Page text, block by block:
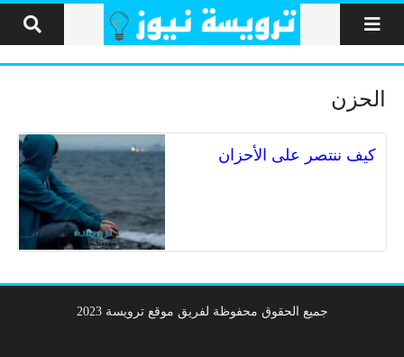
التخطي إلى المحتوى
الحزن
كيف ننتصر على الأحزان
جميع الحقوق محفوظة لفريق موقع ترويسة 2023